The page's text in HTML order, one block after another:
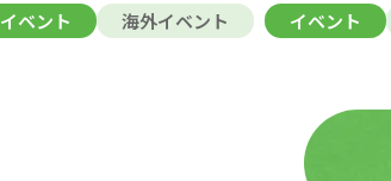
イベント 海外イベント イベント